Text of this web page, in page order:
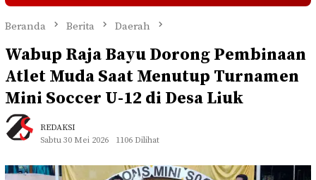
Beranda Berita Daerah
Wabup Raja Bayu Dorong Pembinaan
Atlet Muda Saat Menutup Turnamen
Mini Soccer U-12 di Desa Liuk
REDAKSI
Sabtu 30 Mei 2026
1106 Dilihat